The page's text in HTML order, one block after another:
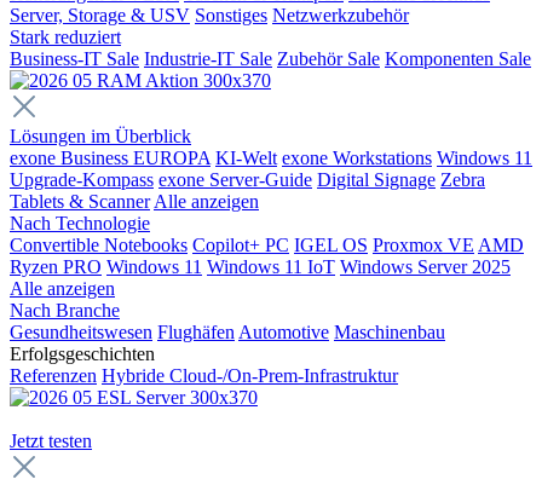
Server, Storage & USV Sonstiges Netzwerkzubehör
Stark reduziert
Business-IT Sale Industrie-IT Sale Zubehör Sale Komponenten Sale
Lösungen im Überblick
exone Business EUROPA KI-Welt exone Workstations Windows 11
Upgrade-Kompass exone Server-Guide Digital Signage Zebra
Tablets & Scanner Alle anzeigen
Nach Technologie
Convertible Notebooks Copilot+ PC IGEL OS Proxmox VE AMD
Ryzen PRO Windows 11 Windows 11 IoT Windows Server 2025
Alle anzeigen
Nach Branche
Gesundheitswesen Flughäfen Automotive Maschinenbau
Erfolgsgeschichten
Referenzen Hybride Cloud-/On-Prem-Infrastruktur
Jetzt testen